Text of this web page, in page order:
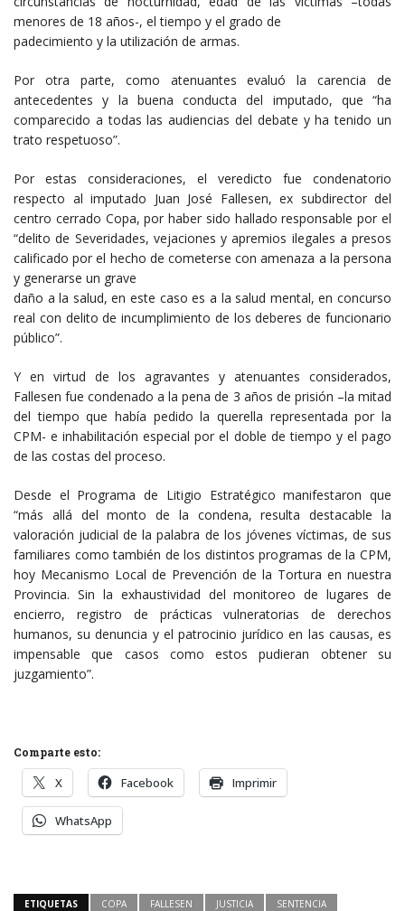
menores de 18 años-, el tiempo y el grado de
padecimiento y la utilización de armas.
Por otra parte, como atenuantes evaluó la carencia de
antecedentes y la buena conducta del imputado, que “ha
comparecido a todas las audiencias del debate y ha tenido un
trato respetuoso”.
Por estas consideraciones, el veredicto fue condenatorio
respecto al imputado Juan José Fallesen, ex subdirector del
centro cerrado Copa, por haber sido hallado responsable por el
“delito de Severidades, vejaciones y apremios ilegales a presos
calificado por el hecho de cometerse con amenaza a la persona
y generarse un grave
daño a la salud, en este caso es a la salud mental, en concurso
real con delito de incumplimiento de los deberes de funcionario
público”.
Y en virtud de los agravantes y atenuantes considerados,
Fallesen fue condenado a la pena de 3 años de prisión –la mitad
del tiempo que había pedido la querella representada por la
CPM- e inhabilitación especial por el doble de tiempo y el pago
de las costas del proceso.
Desde el Programa de Litigio Estratégico manifestaron que
“más allá del monto de la condena, resulta destacable la
valoración judicial de la palabra de los jóvenes víctimas, de sus
familiares como también de los distintos programas de la CPM,
hoy Mecanismo Local de Prevención de la Tortura en nuestra
Provincia. Sin la exhaustividad del monitoreo de lugares de
encierro, registro de prácticas vulneratorias de derechos
humanos, su denuncia y el patrocinio jurídico en las causas, es
impensable que casos como estos pudieran obtener su
juzgamiento”.
Comparte esto:
X Facebook Imprimir
WhatsApp
ETIQUETAS COPA FALLESEN JUSTICIA SENTENCIA